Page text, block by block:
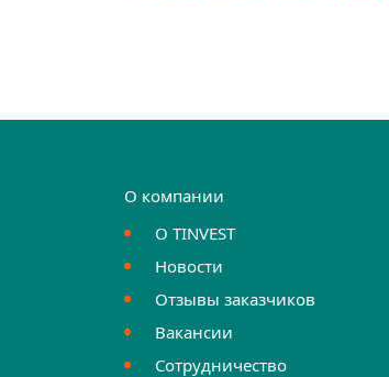
О компании
О TINVEST
Новости
Отзывы заказчиков
Вакансии
Сотрудничество